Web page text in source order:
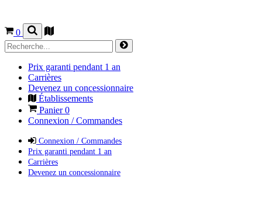
0
Prix garanti pendant 1 an
Carrières
Devenez un concessionnaire
Établissements
Panier0
Connexion / Commandes
Connexion / Commandes
Prix garanti pendant 1 an
Carrières
Devenez un concessionnaire